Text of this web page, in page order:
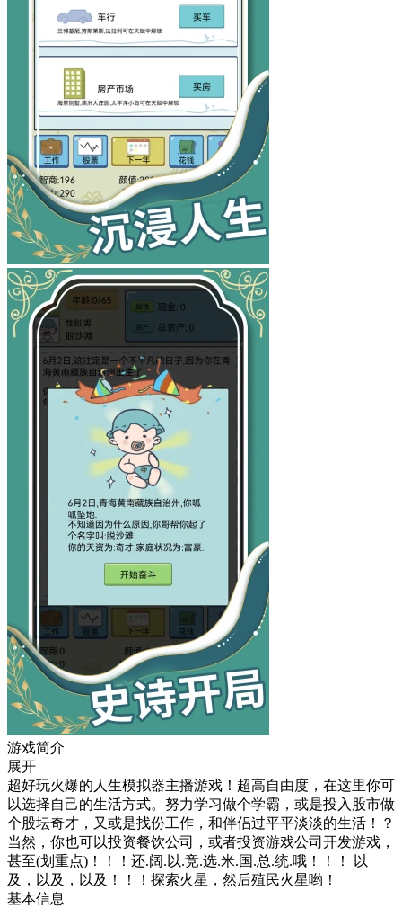
游戏简介
展开
超好玩火爆的人生模拟器主播游戏！超高自由度，在这里你可
以选择自己的生活方式。努力学习做个学霸，或是投入股市做
个股坛奇才，又或是找份工作，和伴侣过平平淡淡的生活！？
当然，你也可以投资餐饮公司，或者投资游戏公司开发游戏，
甚至(划重点)！！！还.阔.以.竞.选.米.国.总.统.哦！！！ 以
及，以及，以及！！！探索火星，然后殖民火星哟！
基本信息